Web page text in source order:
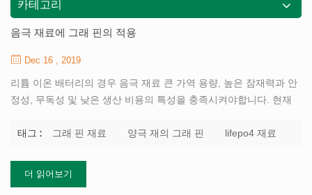
카테고리
음극 재료에 그래 핀의 적용
Dec 16 , 2019
리튬 이온 배터리의 경우 음극 재료 큰 가역 용량, 높은 잠재력과 안
정성, 무독성 및 낮은 생산 비용의 특성을 충족시켜야합니다. 현재
그러나, lifepo4는 전기 전도성이 불량하고 리튬 이온 이동도가 낮다.
태그 : 그래 핀 재료 양극 재의 그래 핀 lifepo4 재료
더 읽어보기